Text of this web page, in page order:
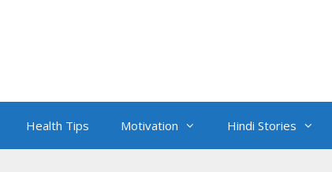
Health Tips Motivation Hindi Stories